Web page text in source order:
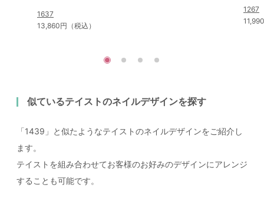
1637
13,860円（税込）
1267
似ているテイストのネイルデザインを探す
「1439」と似たようなテイストのネイルデザインをご紹介し
ます。
テイストを組み合わせてお客様のお好みのデザインにアレンジ
することも可能です。